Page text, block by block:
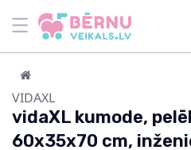
VIDAXL
vidaXL kumode,
60x35x70 cm,